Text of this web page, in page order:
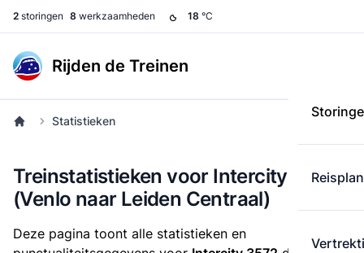
2 storingen 8 werkzaamheden 18 °C
Rijden de Treinen
Statistieken
Treinstatistieken voor Intercity 3572
(Venlo naar Leiden Centraal)
Deze pagina toont alle statistieken en